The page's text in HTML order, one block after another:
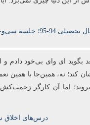
جلسه سی‌‌وچهارم؛
ای وای بی‌خود دادم
کند؛ نه، همین‌جا با
بروند؛ اما آن کارگر
درس‌های اخلاق